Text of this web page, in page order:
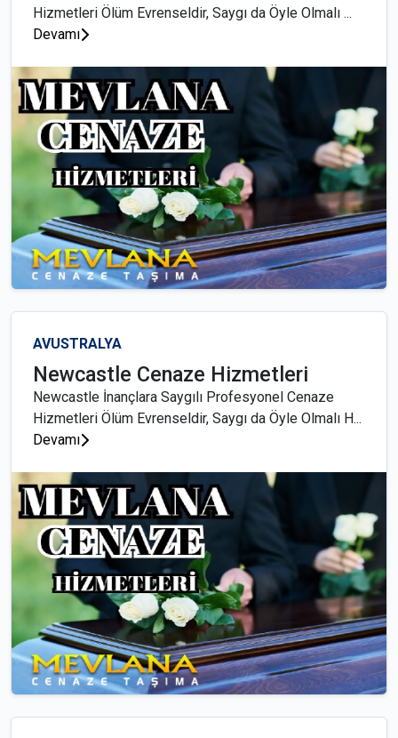
Hizmetleri Ölüm Evrenseldir, Saygı da Öyle Olmalı ...
Devamı
AVUSTRALYA
Newcastle Cenaze Hizmetleri
Newcastle İnançlara Saygılı Profesyonel Cenaze
Hizmetleri Ölüm Evrenseldir, Saygı da Öyle Olmalı H...
Devamı